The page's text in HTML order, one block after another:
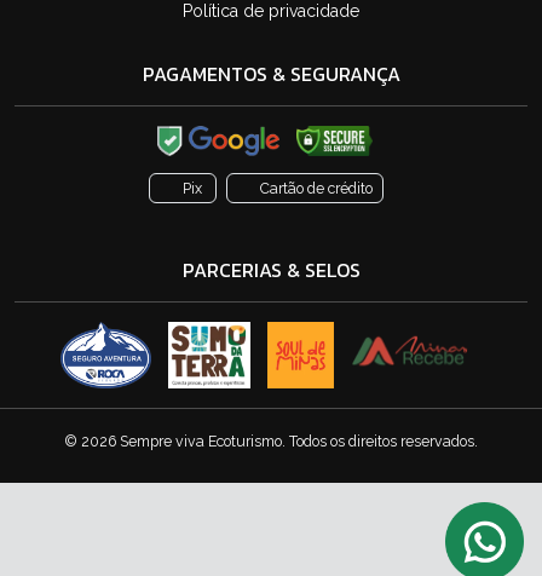
Política de privacidade
PAGAMENTOS & SEGURANÇA
Pix Cartão de crédito
PARCERIAS & SELOS
© 2026 Sempre viva Ecoturismo. Todos os direitos reservados.